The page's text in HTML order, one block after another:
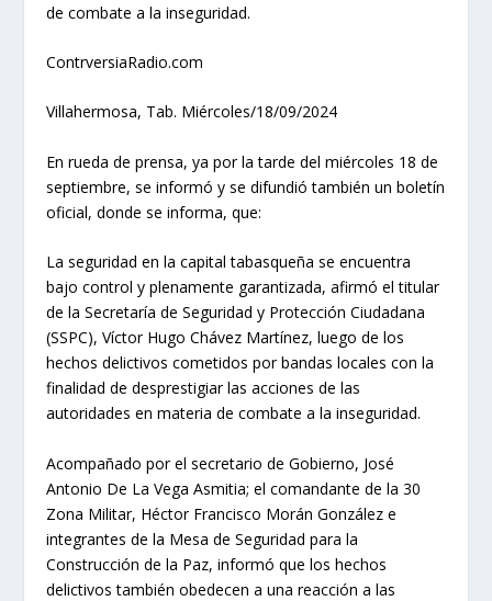
de combate a la inseguridad.
ContrversiaRadio.com
Villahermosa, Tab. Miércoles/18/09/2024
En rueda de prensa, ya por la tarde del miércoles 18 de
septiembre, se informó y se difundió también un boletín
oficial, donde se informa, que:
La seguridad en la capital tabasqueña se encuentra
bajo control y plenamente garantizada, afirmó el titular
de la Secretaría de Seguridad y Protección Ciudadana
(SSPC), Víctor Hugo Chávez Martínez, luego de los
hechos delictivos cometidos por bandas locales con la
finalidad de desprestigiar las acciones de las
autoridades en materia de combate a la inseguridad.
Acompañado por el secretario de Gobierno, José
Antonio De La Vega Asmitia; el comandante de la 30
Zona Militar, Héctor Francisco Morán González e
integrantes de la Mesa de Seguridad para la
Construcción de la Paz, informó que los hechos
delictivos también obedecen a una reacción a las